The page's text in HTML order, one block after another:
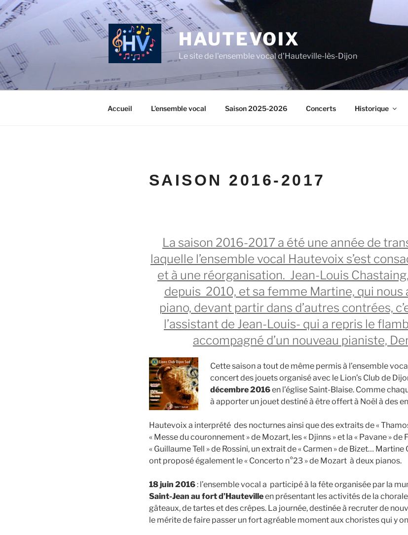
Aller
au
contenu
principal
HAUTEVOIX
Le site de l'ensemble vocal d'Hauteville-lès-Dijon
Accueil L’ensemble vocal Saison 2025-2026 Concerts Historique
SAISON 2016-2017
La saison 2016-2017 a été une année de
laquelle l’ensemble vocal Hautevoix s’est
et à une réorganisation. Jean-Louis
depuis 2010, et sa femme Martine, qui nous
piano, devant partir dans d’autres contrées,
l’assistant de Jean-Louis- qui a repris le
accompagné d’un nouveau pianiste,
Cette saison a tout de même permis à l’ensemble
concert des jouets organisé avec le Lion’s Club de
décembre 2016en l’église Saint-Blaise. Comme
à apporter un jouet destiné à être offert à Noël à des
Hautevoix a interprété des nocturnes ainsi que des extraits de «
« Messe du couronnement » de Mozart, les « Djinns » et la « Pavane » de
« Guillaume Tell » de Rossini, un extrait de « Carmen » de Bizet…
ont proposé également le « Concerto n°23 » de Mozart à deux pianos.
18 juin 2016: l’ensemble vocal a participé à la fête organisée par la
Saint-Jean au fort d’Hautevilleen présentant les activités de la
gâteaux, de tartes et des crêpes. La journée, destinée à recruter de
le mérite de faire passer un fort agréable moment aux choristes qui y